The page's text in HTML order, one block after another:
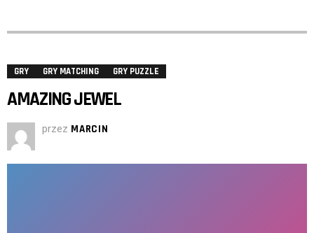
GRY GRY MATCHING GRY PUZZLE
AMAZING JEWEL
przez MARCIN